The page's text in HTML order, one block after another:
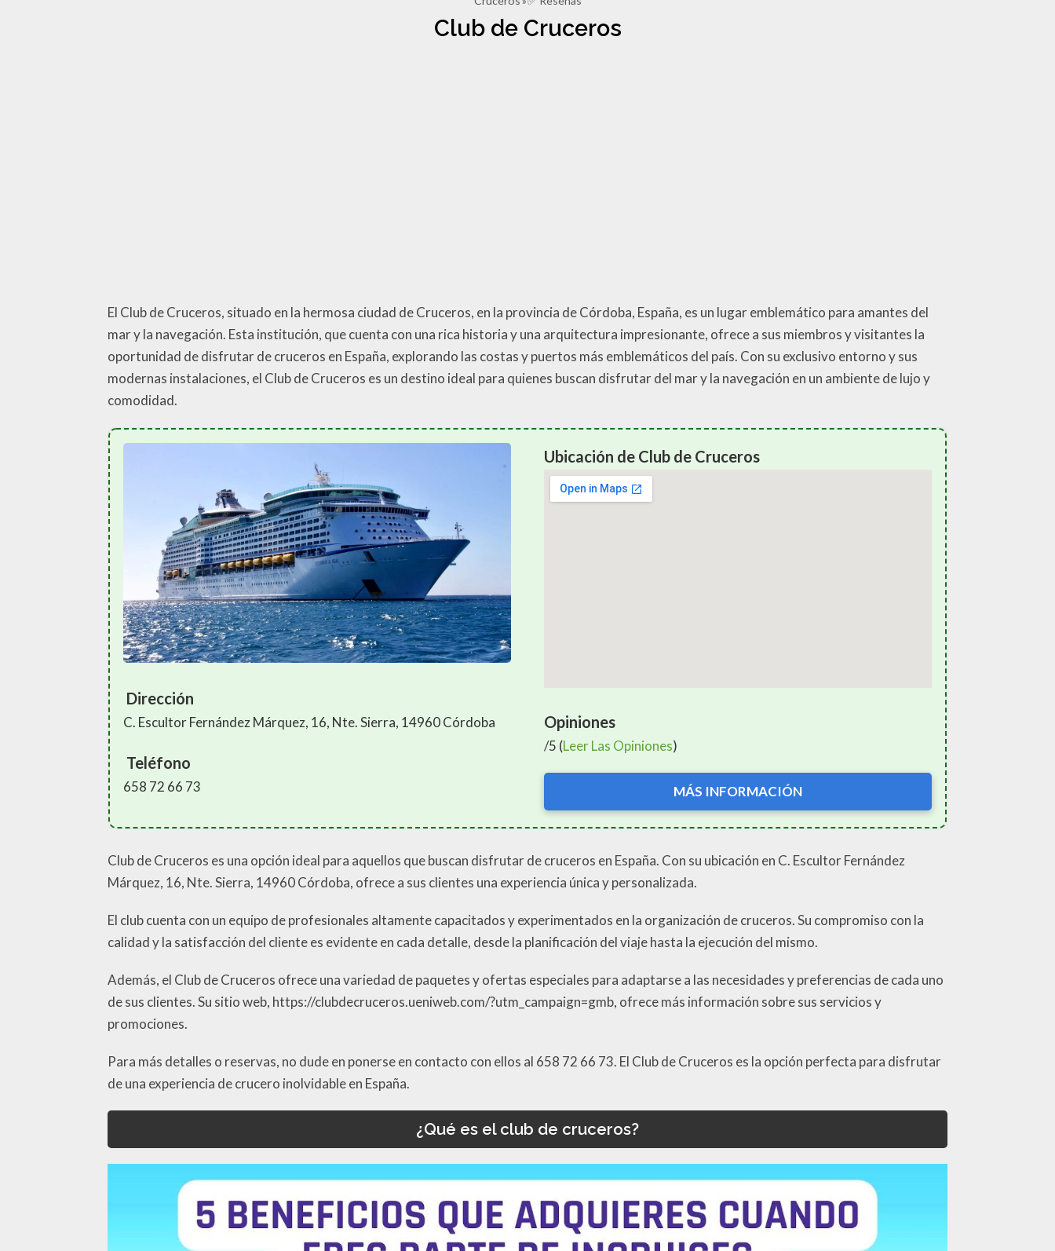
Club de Cruceros
El Club de Cruceros, situado en la hermosa ciudad de Cruceros, en la provincia de Córdoba, España, es un lugar emblemático para amantes del
mar y la navegación. Esta institución, que cuenta con una rica historia y una arquitectura impresionante, ofrece a sus miembros y visitantes la
oportunidad de disfrutar de cruceros en España, explorando las costas y puertos más emblemáticos del país. Con su exclusivo entorno y sus
modernas instalaciones, el Club de Cruceros es un destino ideal para quienes buscan disfrutar del mar y la navegación en un ambiente de lujo y
comodidad.
Dirección
C. Escultor Fernández Márquez, 16, Nte. Sierra, 14960 Córdoba
Teléfono
658 72 66 73
Ubicación de Club de Cruceros
Opiniones
/5 (Leer Las Opiniones)
MÁS INFORMACIÓN
Club de Cruceros es una opción ideal para aquellos que buscan disfrutar de cruceros en España. Con su ubicación en C. Escultor Fernández
Márquez, 16, Nte. Sierra, 14960 Córdoba, ofrece a sus clientes una experiencia única y personalizada.
El club cuenta con un equipo de profesionales altamente capacitados y experimentados en la organización de cruceros. Su compromiso con la
calidad y la satisfacción del cliente es evidente en cada detalle, desde la planificación del viaje hasta la ejecución del mismo.
Además, el Club de Cruceros ofrece una variedad de paquetes y ofertas especiales para adaptarse a las necesidades y preferencias de cada uno
de sus clientes. Su sitio web, https://clubdecruceros.ueniweb.com/?utm_campaign=gmb, ofrece más información sobre sus servicios y
promociones.
Para más detalles o reservas, no dude en ponerse en contacto con ellos al 658 72 66 73. El Club de Cruceros es la opción perfecta para disfrutar
de una experiencia de crucero inolvidable en España.
¿Qué es el club de cruceros?